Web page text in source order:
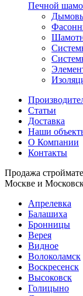
Печной
Статьи
Доставка
Наши
О Компании
Контакты
Продажа
Москве и
Апрелевка
Балашиха
Бронницы
Верея
Видное
Волоколамск
Воскресенск
Высоковск
Голицыно